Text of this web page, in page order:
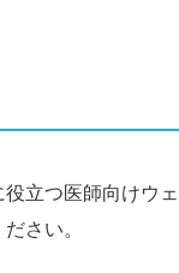
立つ医師向けウ
さい。